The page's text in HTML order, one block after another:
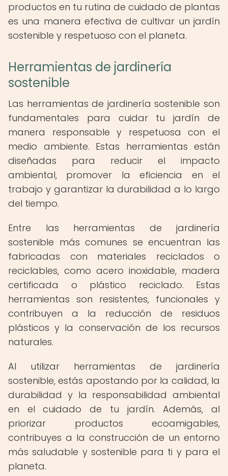
productos en tu rutina de cuidado de plantas
es una manera efectiva de cultivar un jardín
sostenible y respetuoso con el planeta.
Herramientas de jardinería
sostenible
Las herramientas de jardinería sostenible son
fundamentales para cuidar tu jardín de
manera responsable y respetuosa con el
medio ambiente. Estas herramientas están
diseñadas para reducir el impacto
ambiental, promover la eficiencia en el
trabajo y garantizar la durabilidad a lo largo
del tiempo.
Entre las herramientas de jardinería
sostenible más comunes se encuentran las
fabricadas con materiales reciclados o
reciclables, como acero inoxidable, madera
certificada o plástico reciclado. Estas
herramientas son resistentes, funcionales y
contribuyen a la reducción de residuos
plásticos y la conservación de los recursos
naturales.
Al utilizar herramientas de jardinería
sostenible, estás apostando por la calidad, la
durabilidad y la responsabilidad ambiental
en el cuidado de tu jardín. Además, al
priorizar productos ecoamigables,
contribuyes a la construcción de un entorno
más saludable y sostenible para ti y para el
planeta.